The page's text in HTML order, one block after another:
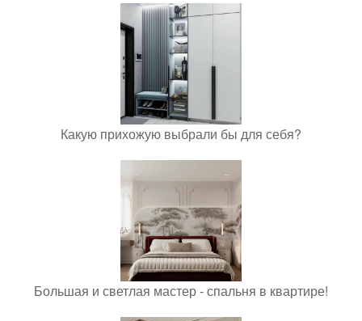
Какую прихожую выбрали бы для себя?
Большая и светлая мастер - спальня в квартире!